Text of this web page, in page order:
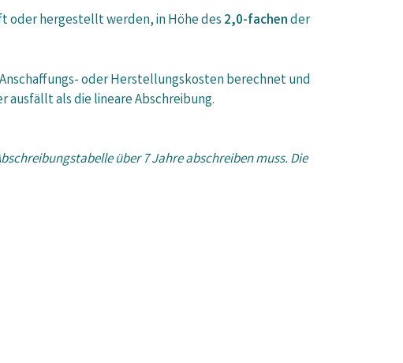
oder hergestellt werden, in Höhe des 2,0-fachender
oder Herstellungskosten berechnet und
ausfällt als die lineare Abschreibung.
über 7 Jahre abschreiben muss. Die